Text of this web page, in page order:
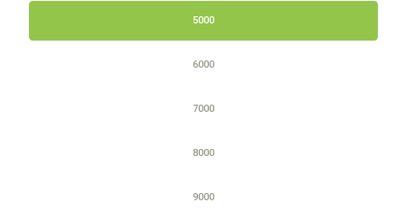
5000
6000
7000
8000
9000